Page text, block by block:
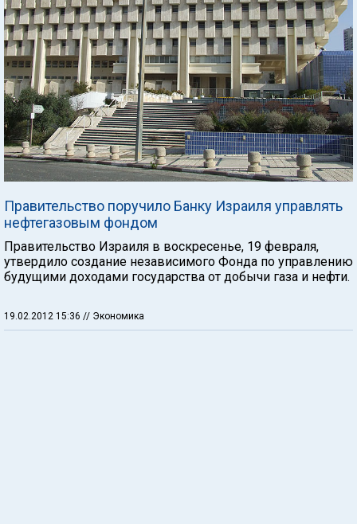
Правительство поручило Банку Израиля управлять
нефтегазовым фондом
Правительство Израиля в воскресенье, 19 февраля,
утвердило создание независимого Фонда по управлению
будущими доходами государства от добычи газа и нефти.
19.02.2012 15:36 // Экономика